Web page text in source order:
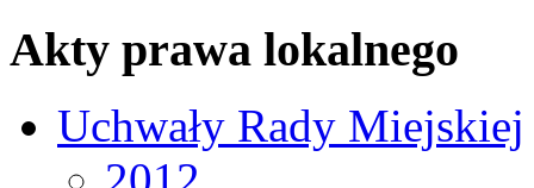
Akty prawa lokalnego
Uchwały Rady Miejskiej